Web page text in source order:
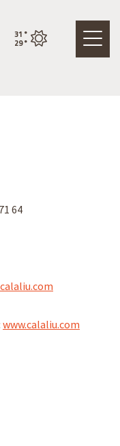
Estat actual del
31 °
29°
64
www.calaliu.com